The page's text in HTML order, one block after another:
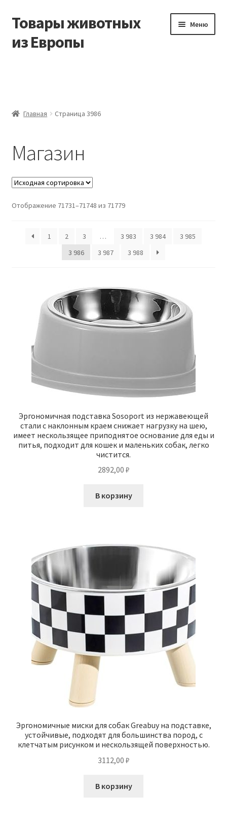
Перейти
навигации
Перейти
содержимому
Товары животных
из Европы
Меню
Заказать доставку корма из Германии
Контакты
Партнерам
Скидки
Главная Страница 3986
Магазин
Отображение 71731–71748 из 71779
1 2 3 … 3 983 3 984
3 985
3 986
3 987 3 988
Эргономичная подставка Sosoport из нержавеющей
стали с наклонным краем снижает нагрузку на шею,
имеет нескользящее приподнятое основание для еды и
питья, подходит для кошек и маленьких собак, легко
чистится.
2892,00 ₽
В корзину
Эргономичные миски для собак Greabuy на подставке,
устойчивые, подходят для большинства пород, с
клетчатым рисунком и нескользящей поверхностью.
3112,00 ₽
В корзину